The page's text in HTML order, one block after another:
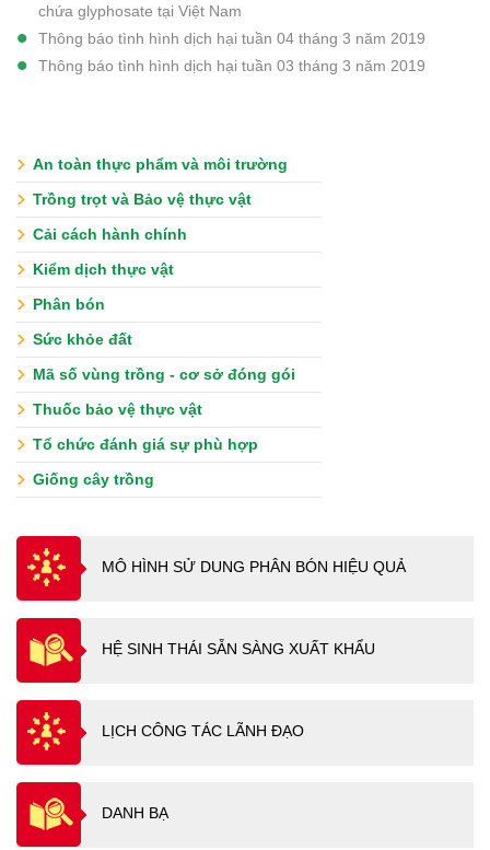
chứa glyphosate tại Việt Nam
Thông báo tình hình dịch hại tuần 04 tháng 3 năm 2019
Thông báo tình hình dịch hại tuần 03 tháng 3 năm 2019
An toàn thực phẩm và môi trường
Trồng trọt và Bảo vệ thực vật
Cải cách hành chính
Kiểm dịch thực vật
Phân bón
Sức khỏe đất
Mã số vùng trồng - cơ sở đóng gói
Thuốc bảo vệ thực vật
Tổ chức đánh giá sự phù hợp
Giống cây trồng
MÔ HÌNH SỬ DUNG PHÂN BÓN HIỆU QUẢ
HỆ SINH THÁI SẴN SÀNG XUẤT KHẨU
LỊCH CÔNG TÁC LÃNH ĐẠO
DANH BẠ